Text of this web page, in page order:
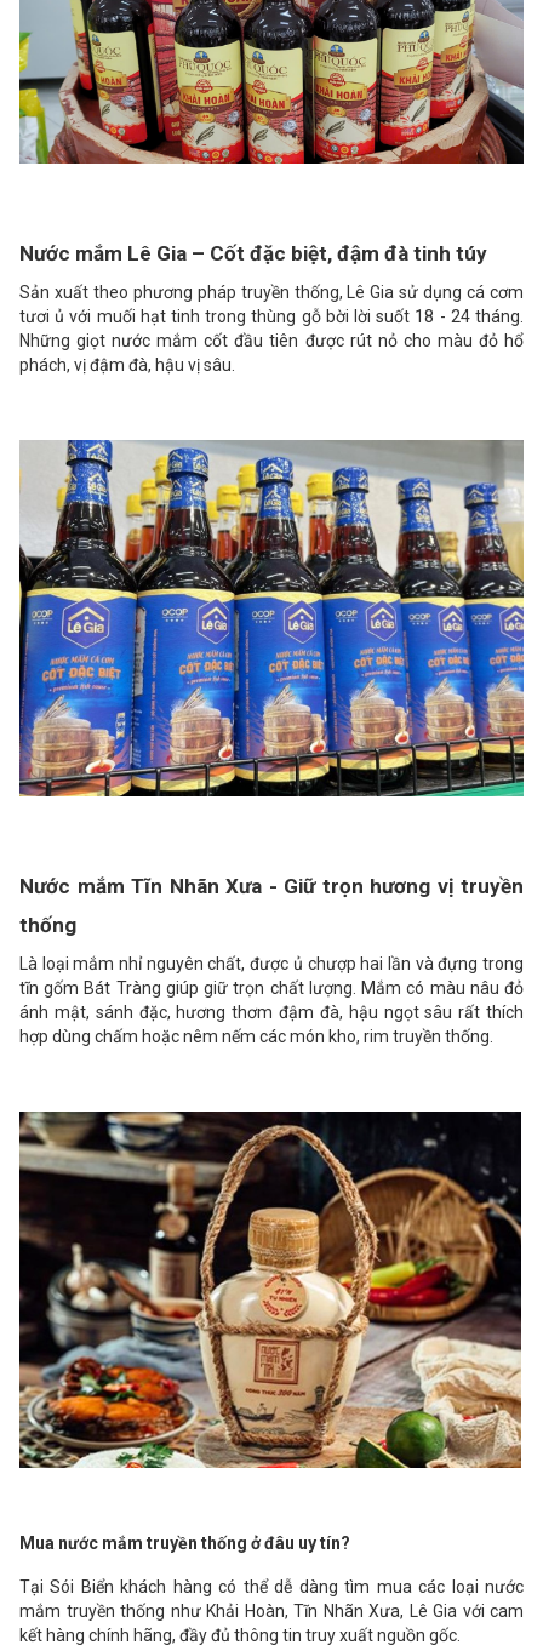
Nước mắm Lê Gia – Cốt đặc biệt, đậm đà tinh túy
Sản xuất theo phương pháp truyền thống, Lê Gia sử dụng cá cơm
tươi ủ với muối hạt tinh trong thùng gỗ bời lời suốt 18 - 24 tháng.
Những giọt nước mắm cốt đầu tiên được rút nỏ cho màu đỏ hổ
phách, vị đậm đà, hậu vị sâu.
Nước mắm Tĩn Nhãn Xưa - Giữ trọn hương vị truyền
thống
Là loại mắm nhỉ nguyên chất, được ủ chượp hai lần và đựng trong
tĩn gốm Bát Tràng giúp giữ trọn chất lượng. Mắm có màu nâu đỏ
ánh mật, sánh đặc, hương thơm đậm đà, hậu ngọt sâu rất thích
hợp dùng chấm hoặc nêm nếm các món kho, rim truyền thống.
Mua nước mắm truyền thống ở đâu uy tín?
Tại Sói Biển khách hàng có thể dễ dàng tìm mua các loại nước
mắm truyền thống như Khải Hoàn, Tĩn Nhãn Xưa, Lê Gia với cam
kết hàng chính hãng, đầy đủ thông tin truy xuất nguồn gốc.